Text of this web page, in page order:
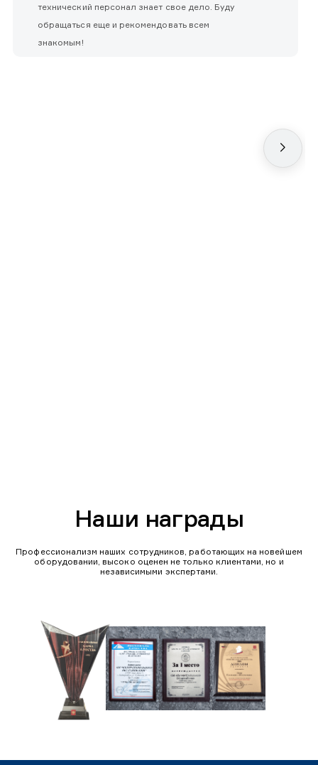
технический персонал знает свое дело. Буду
обращаться еще и рекомендовать всем
знакомым!
Наши награды
Профессионализм наших сотрудников, работающих на новейшем
оборудовании, высоко оценен не только клиентами, но и
независимыми экспертами.